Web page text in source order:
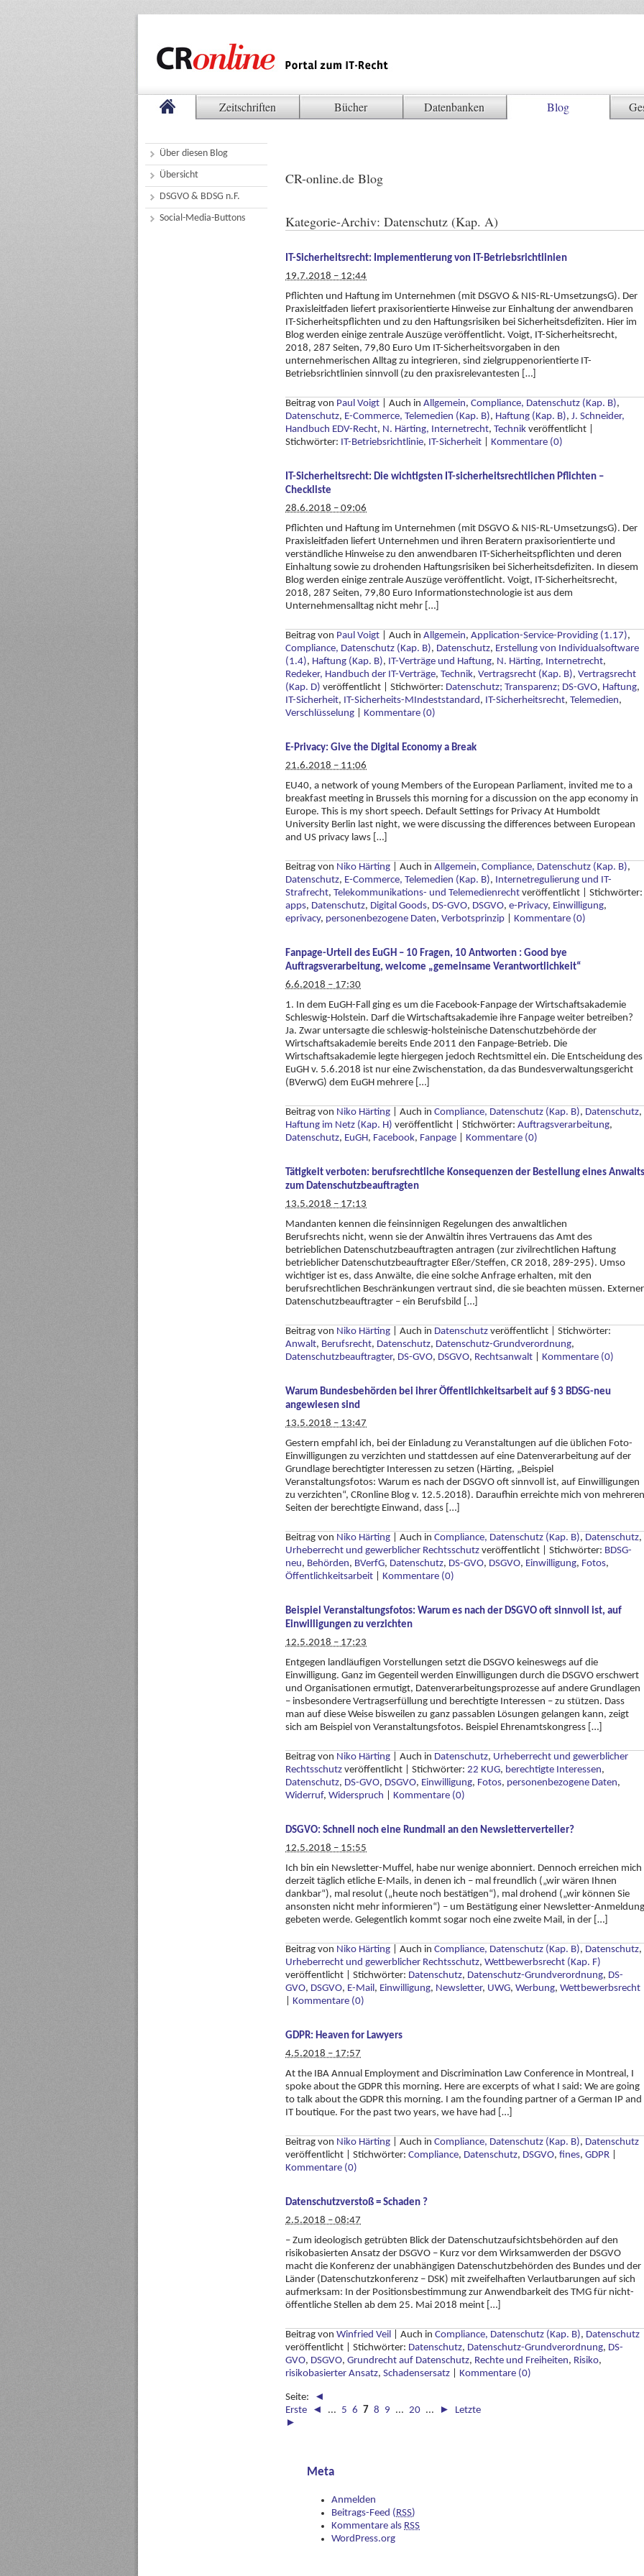
Zeitschriften Bücher Datenbanken Blog
Über diesen Blog
Übersicht
DSGVO & BDSG n.F.
Social-Media-Buttons
CR-online.de Blog
Kategorie-Archiv: Datenschutz (Kap. A)
IT-Sicherheitsrecht: Implementierung von IT-Betriebsrichtlinien
19.7.2018 – 12:44
Pflichten und Haftung im Unternehmen (mit DSGVO & NIS-RL-UmsetzungsG). Der
Praxisleitfaden liefert praxisorientierte Hinweise zur Einhaltung der anwendbaren
IT-Sicherheitspflichten und zu den Haftungsrisiken bei Sicherheitsdefiziten. Hier im
Blog werden einige zentrale Auszüge veröffentlicht. Voigt, IT-Sicherheitsrecht,
2018, 287 Seiten, 79,80 Euro Um IT-Sicherheitsvorgaben in den
unternehmerischen Alltag zu integrieren, sind zielgruppenorientierte IT-
Betriebsrichtlinien sinnvoll (zu den praxisrelevantesten […]
Beitrag von Paul Voigt Auch in Allgemein, Compliance, Datenschutz (Kap. B),
Datenschutz, E-Commerce, Telemedien (Kap. B), Haftung (Kap. B), J. Schneider,
Handbuch EDV-Recht, N. Härting, Internetrecht, Technik veröffentlicht
Stichwörter: IT-Betriebsrichtlinie, IT-Sicherheit Kommentare (0)
IT-Sicherheitsrecht: Die wichtigsten IT-sicherheitsrechtlichen Pflichten –
Checkliste
28.6.2018 – 09:06
Pflichten und Haftung im Unternehmen (mit DSGVO & NIS-RL-UmsetzungsG). Der
Praxisleitfaden liefert Unternehmen und ihren Beratern praxisorientierte und
verständliche Hinweise zu den anwendbaren IT-Sicherheitspflichten und deren
Einhaltung sowie zu drohenden Haftungsrisiken bei Sicherheitsdefiziten. In diesem
Blog werden einige zentrale Auszüge veröffentlicht. Voigt, IT-Sicherheitsrecht,
2018, 287 Seiten, 79,80 Euro Informationstechnologie ist aus dem
Unternehmensalltag nicht mehr […]
Beitrag von Paul Voigt Auch in Allgemein, Application-Service-Providing (1.17),
Compliance, Datenschutz (Kap. B), Datenschutz, Erstellung von Individualsoftware
(1.4), Haftung (Kap. B), IT-Verträge und Haftung, N. Härting, Internetrecht,
Redeker, Handbuch der IT-Verträge, Technik, Vertragsrecht (Kap. B), Vertragsrecht
(Kap. D) veröffentlicht Stichwörter: Datenschutz; Transparenz; DS-GVO, Haftung,
IT-Sicherheit, IT-Sicherheits-MIndeststandard, IT-Sicherheitsrecht, Telemedien,
Verschlüsselung
Kommentare (0)
E-Privacy: Give the Digital Economy a Break
21.6.2018 – 11:06
EU40, a network of young Members of the European Parliament, invited me to a
breakfast meeting in Brussels this morning for a discussion on the app economy in
Europe. This is my short speech. Default Settings for Privacy At Humboldt
University Berlin last night, we were discussing the differences between European
and US privacy laws […]
Beitrag von Niko Härting Auch in Allgemein, Compliance, Datenschutz (Kap. B),
Datenschutz, E-Commerce, Telemedien (Kap. B), Internetregulierung und IT-
Strafrecht, Telekommunikations- und Telemedienrecht veröffentlicht
Stichwörter:
apps, Datenschutz, Digital Goods, DS-GVO, DSGVO, e-Privacy, Einwilligung,
eprivacy, personenbezogene Daten, Verbotsprinzip Kommentare (0)
Fanpage-Urteil des EuGH – 10 Fragen, 10 Antworten : Good bye
Auftragsverarbeitung, welcome „gemeinsame Verantwortlichkeit“
6.6.2018 – 17:30
1. In dem EuGH-Fall ging es um die Facebook-Fanpage der Wirtschaftsakademie
Schleswig-Holstein. Darf die Wirtschaftsakademie ihre Fanpage weiter betreiben?
Ja. Zwar untersagte die schleswig-holsteinische Datenschutzbehörde der
Wirtschaftsakademie bereits Ende 2011 den Fanpage-Betrieb. Die
Wirtschaftsakademie legte hiergegen jedoch Rechtsmittel ein. Die Entscheidung des
EuGH v. 5.6.2018 ist nur eine Zwischenstation, da das Bundesverwaltungsgericht
(BVerwG) dem EuGH mehrere […]
Beitrag von Niko Härting Auch in Compliance, Datenschutz (Kap. B), Datenschutz,
Haftung im Netz (Kap. H) veröffentlicht Stichwörter: Auftragsverarbeitung,
Datenschutz, EuGH, Facebook, Fanpage Kommentare (0)
Tätigkeit verboten: berufsrechtliche Konsequenzen der Bestellung eines Anwalts
zum Datenschutzbeauftragten
13.5.2018 – 17:13
Mandanten kennen die feinsinnigen Regelungen des anwaltlichen
Berufsrechts nicht, wenn sie der Anwältin ihres Vertrauens das Amt des
betrieblichen Datenschutzbeauftragten antragen (zur zivilrechtlichen Haftung
betrieblicher Datenschutzbeauftragter Eßer/Steffen, CR 2018, 289-295). Umso
wichtiger ist es, dass Anwälte, die eine solche Anfrage erhalten, mit den
berufsrechtlichen Beschränkungen vertraut sind, die sie beachten müssen. Externer
Datenschutzbeauftragter – ein Berufsbild […]
Beitrag von Niko Härting Auch in Datenschutz veröffentlicht
Stichwörter:
Anwalt, Berufsrecht, Datenschutz, Datenschutz-Grundverordnung,
Datenschutzbeauftragter, DS-GVO, DSGVO, Rechtsanwalt Kommentare (0)
Warum Bundesbehörden bei ihrer Öffentlichkeitsarbeit auf § 3 BDSG-neu
angewiesen sind
13.5.2018 – 13:47
Gestern empfahl ich, bei der Einladung zu Veranstaltungen auf die üblichen Foto-
Einwilligungen zu verzichten und stattdessen auf eine Datenverarbeitung auf der
Grundlage berechtigter Interessen zu setzen (Härting, „Beispiel
Veranstaltungsfotos: Warum es nach der DSGVO oft sinnvoll ist, auf Einwilligungen
zu verzichten“, CRonline Blog v. 12.5.2018). Daraufhin erreichte mich von mehreren
Seiten der berechtigte Einwand, dass […]
Beitrag von Niko Härting Auch in Compliance, Datenschutz (Kap. B), Datenschutz,
Urheberrecht und gewerblicher Rechtsschutz veröffentlicht Stichwörter: BDSG-
neu, Behörden, BVerfG, Datenschutz, DS-GVO, DSGVO, Einwilligung, Fotos,
Öffentlichkeitsarbeit
Kommentare (0)
Beispiel Veranstaltungsfotos: Warum es nach der DSGVO oft sinnvoll ist, auf
Einwilligungen zu verzichten
12.5.2018 – 17:23
Entgegen landläufigen Vorstellungen setzt die DSGVO keineswegs auf die
Einwilligung. Ganz im Gegenteil werden Einwilligungen durch die DSGVO erschwert
und Organisationen ermutigt, Datenverarbeitungsprozesse auf andere Grundlagen
– insbesondere Vertragserfüllung und berechtigte Interessen – zu stützen. Dass
man auf diese Weise bisweilen zu ganz passablen Lösungen gelangen kann, zeigt
sich am Beispiel von Veranstaltungsfotos. Beispiel Ehrenamtskongress […]
Beitrag von Niko Härting Auch in Datenschutz, Urheberrecht und gewerblicher
Rechtsschutz veröffentlicht Stichwörter: 22 KUG, berechtigte Interessen,
Datenschutz, DS-GVO, DSGVO, Einwilligung, Fotos, personenbezogene Daten,
Widerruf, Widerspruch Kommentare (0)
DSGVO: Schnell noch eine Rundmail an den Newsletterverteiler?
12.5.2018 – 15:55
Ich bin ein Newsletter-Muffel, habe nur wenige abonniert. Dennoch erreichen mich
derzeit täglich etliche E-Mails, in denen ich – mal freundlich („wir wären Ihnen
dankbar“), mal resolut („heute noch bestätigen“), mal drohend („wir können Sie
ansonsten nicht mehr informieren“) – um Bestätigung einer Newsletter-Anmeldung
gebeten werde. Gelegentlich kommt sogar noch eine zweite Mail, in der […]
Beitrag von Niko Härting Auch in Compliance, Datenschutz (Kap. B), Datenschutz,
Urheberrecht und gewerblicher Rechtsschutz, Wettbewerbsrecht (Kap. F)
veröffentlicht
Stichwörter: Datenschutz, Datenschutz-Grundverordnung, DS-
GVO, DSGVO, E-Mail, Einwilligung, Newsletter, UWG, Werbung, Wettbewerbsrecht
Kommentare (0)
GDPR: Heaven for Lawyers
4.5.2018 – 17:57
At the IBA Annual Employment and Discrimination Law Conference in Montreal, I
spoke about the GDPR this morning. Here are excerpts of what I said: We are going
to talk about the GDPR this morning. I am the founding partner of a German IP and
IT boutique. For the past two years, we have had […]
Beitrag von Niko Härting Auch in Compliance, Datenschutz (Kap. B), Datenschutz
veröffentlicht
Stichwörter: Compliance, Datenschutz, DSGVO, fines, GDPR
Kommentare (0)
Datenschutzverstoß = Schaden ?
2.5.2018 – 08:47
– Zum ideologisch getrübten Blick der Datenschutzaufsichtsbehörden auf den
risikobasierten Ansatz der DSGVO – Kurz vor dem Wirksamwerden der DSGVO
macht die Konferenz der unabhängigen Datenschutzbehörden des Bundes und der
Länder (Datenschutzkonferenz – DSK) mit zweifelhaften Verlautbarungen auf sich
aufmerksam: In der Positionsbestimmung zur Anwendbarkeit des TMG für nicht-
öffentliche Stellen ab dem 25. Mai 2018 meint […]
Beitrag von Winfried Veil Auch in Compliance, Datenschutz (Kap. B), Datenschutz
veröffentlicht
Stichwörter: Datenschutz, Datenschutz-Grundverordnung, DS-
GVO, DSGVO, Grundrecht auf Datenschutz, Rechte und Freiheiten, Risiko,
risikobasierter Ansatz, Schadensersatz Kommentare (0)
Seite:
◄
Erste
◄ ... 5 6 7 8 9 ... 20 ... ►
Letzte
►
Meta
Anmelden
Beitrags-Feed (RSS)
Kommentare als RSS
WordPress.org